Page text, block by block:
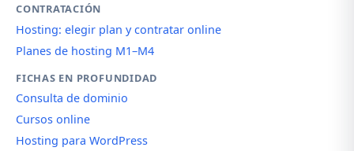
CONTRATACIÓN
Hosting: elegir plan y contratar online
Planes de hosting M1–M4
FICHAS EN PROFUNDIDAD
Consulta de dominio
Cursos online
Hosting para WordPress